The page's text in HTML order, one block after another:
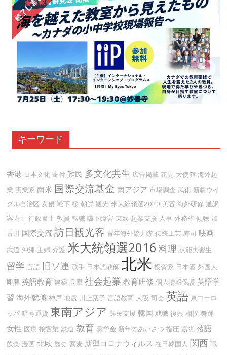
キーワード
香港 日本文化 寄付 難民 多文化共生 広告掲載 花見 大使館 海外起
業 実業家 南米 国際交流基金 南アジア 市場調査 武術 新疆ウイ
グル自治区 女優 嚥下 桜 朝鮮 観光 米大統領選2020 美容 海外研修 通訳
案内士 行政書士 教員 転職 嚥下障害 東欧 起業支援 人事 外務省 傾聴 加
古川 国際交流 訪日観光客 青年海外協力隊 伝統工芸 寿司 映画
武道 沖縄 主婦 介護 米大統領選2016 料理 技能実習生
留学 言語 旧ソ連 歌手 日本語教師 北米 投資家 日本酒 外国人
即興 英語教育 建築 兵庫 社会起業 教育研修 個人情報保護 英語学
習 海外就職 神戸 地震 川上葉子 言語教育 大阪 司会 英語 東ヨーロ
ッパ 暗号通貨 東南アジア 難民支援 韓国 就職 復興 相撲 舞踊
女性 医療 接客業 鉄道 教育 奨学金 新年のあいさつ 指圧 震災 落語
飲食 漫画 北欧 歴史 蕎麦 新型コロナウィルス 在日韓国人 関西 戦